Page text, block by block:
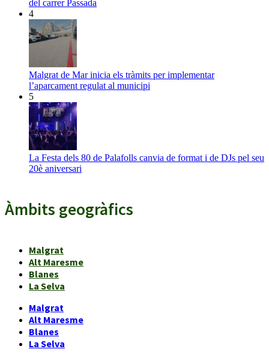
del carrer Passada
4
Malgrat de Mar inicia els tràmits per implementar
l’aparcament regulat al municipi
5
La Festa dels 80 de Palafolls canvia de format i de DJs pel seu
20è aniversari
Àmbits geogràfics
Malgrat
Alt Maresme
Blanes
La Selva
Malgrat
Alt Maresme
Blanes
La Selva